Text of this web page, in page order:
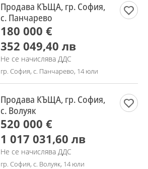
Продава КЪЩА, гр. София,
с. Панчарево
180 000 €
352 049,40 лв
Не се начислява ДДС
гр. София, с. Панчарево, 14 юли
Продава КЪЩА, гр. София,
с. Волуяк
520 000 €
1 017 031,60 лв
Не се начислява ДДС
гр. София, с. Волуяк, 14 юли